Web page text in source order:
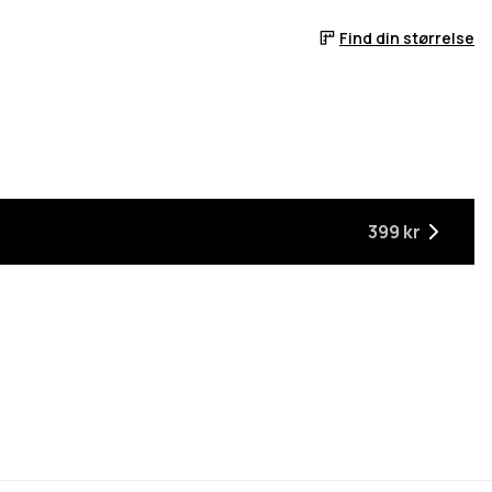
Find din størrelse
399 kr